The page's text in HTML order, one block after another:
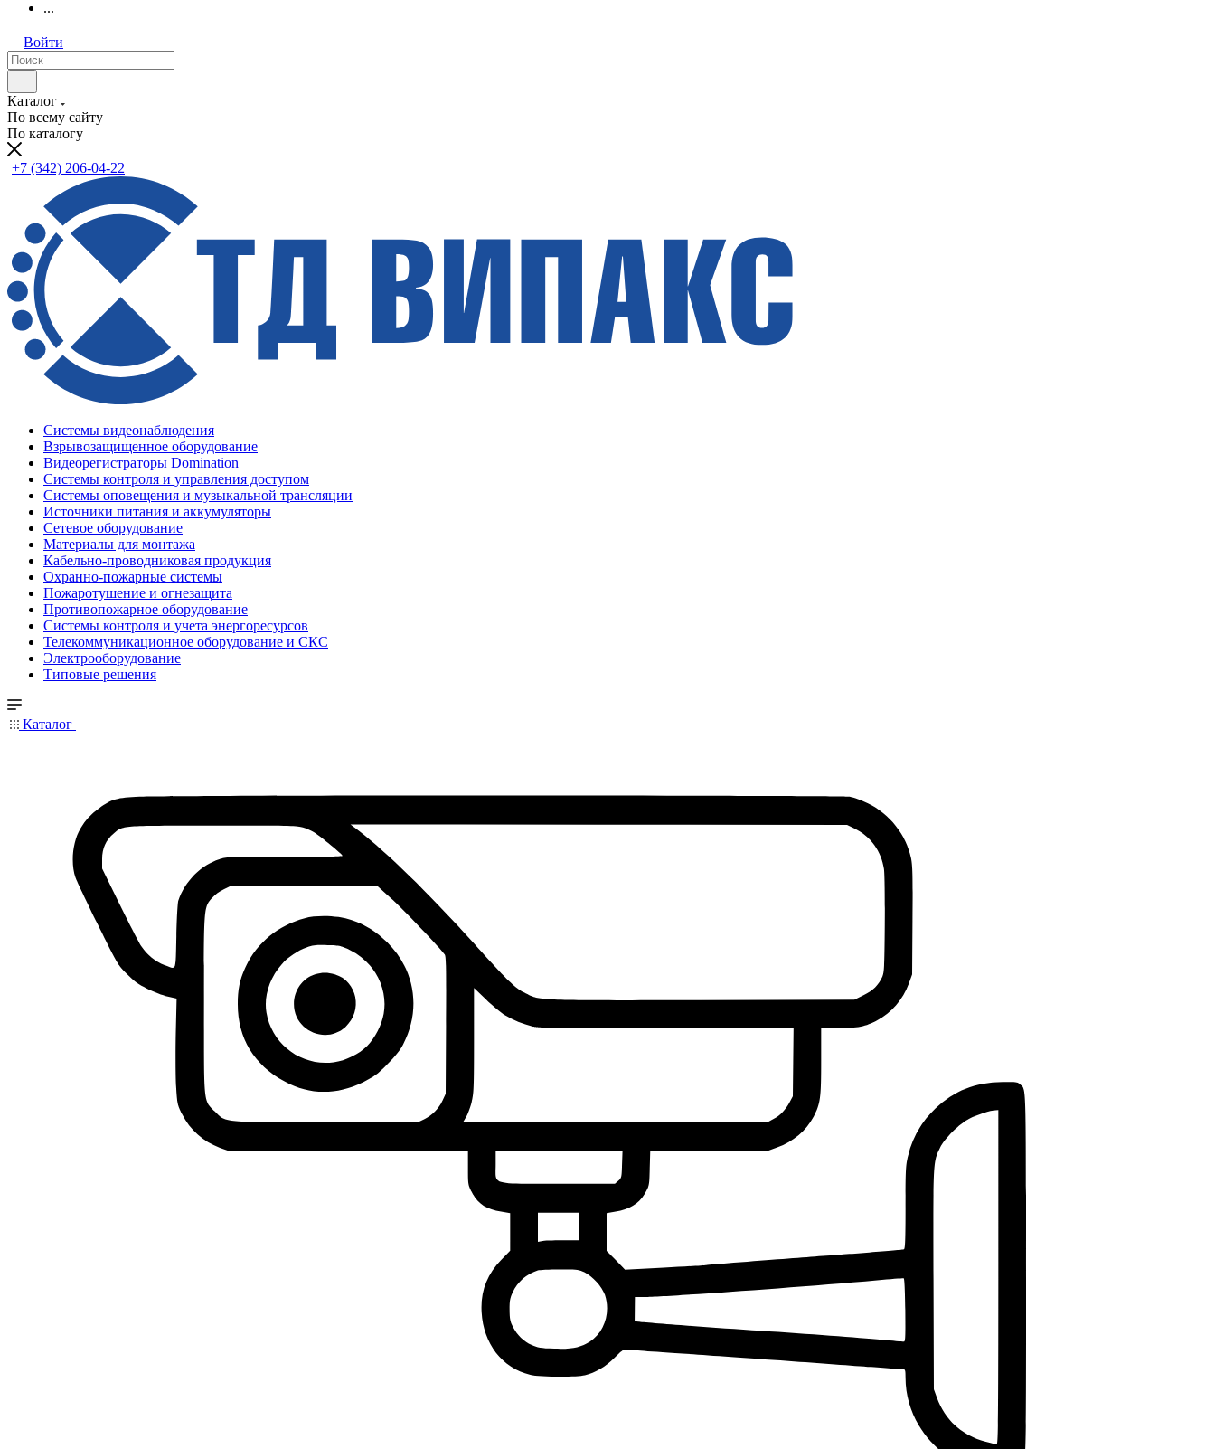
...
Войти
Каталог
По всему сайту
По каталогу
+7 (342) 206-04-22
Системы видеонаблюдения
Взрывозащищенное оборудование
Видеорегистраторы Domination
Системы контроля и управления доступом
Системы оповещения и музыкальной трансляции
Источники питания и аккумуляторы
Сетевое оборудование
Материалы для монтажа
Кабельно-проводниковая продукция
Охранно-пожарные системы
Пожаротушение и огнезащита
Противопожарное оборудование
Системы контроля и учета энергоресурсов
Телекоммуникационное оборудование и СКС
Электрооборудование
Типовые решения
Каталог